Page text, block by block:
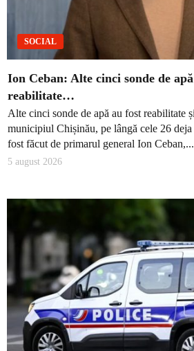
SOCIAL
Ion Ceban: Alte cinci sonde de
reabilitate…
Alte cinci sonde de apă au fost reabilitate
municipiul Chișinău, pe lângă cele 26
fost făcut de primarul general Ion Ceban,...
5 august 2026